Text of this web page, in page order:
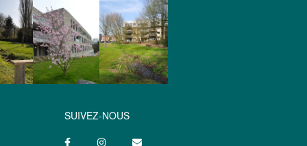
SUIVEZ-NOUS